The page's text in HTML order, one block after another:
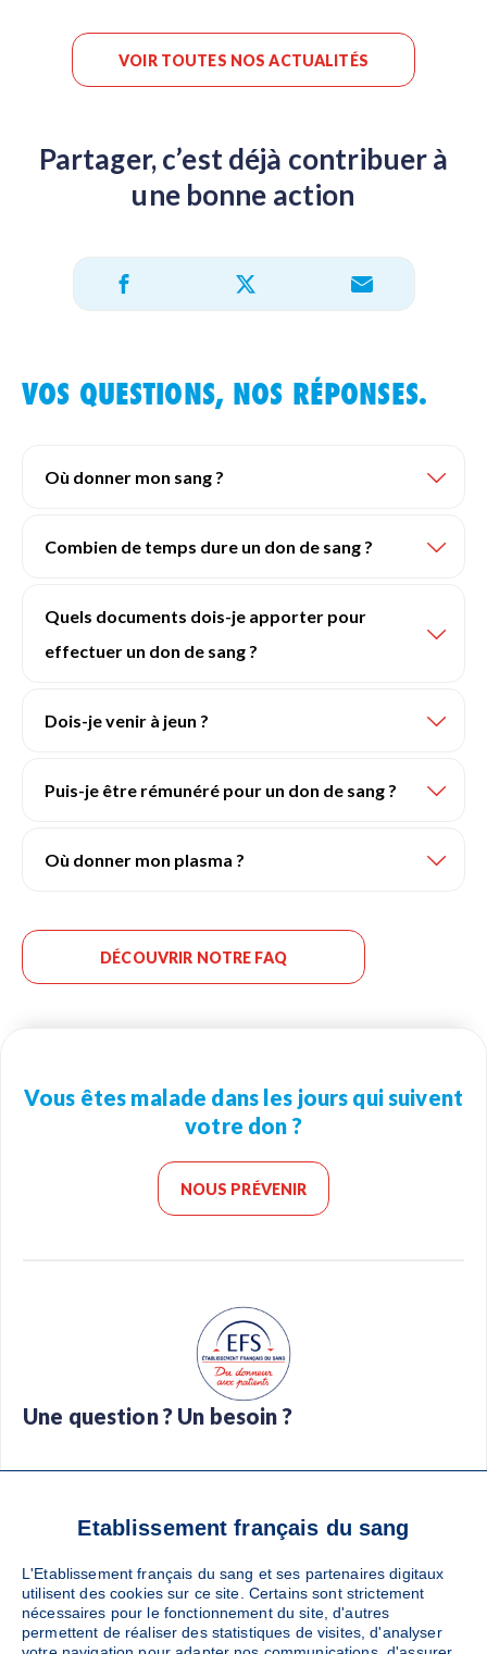
VOIR TOUTES NOS ACTUALITÉS
Partager, c’est déjà contribuer à
une bonne action
Partager sur FacebookPartager sur X Partager par e-mail
VOS QUESTIONS, NOS RÉPONSES.
Où donner mon sang ?
Combien de temps dure un don de sang ?
Quels documents dois-je apporter pour
effectuer un don de sang ?
Dois-je venir à jeun ?
Puis-je être rémunéré pour un don de sang ?
Où donner mon plasma ?
DÉCOUVRIR NOTRE FAQ
Vous êtes malade dans les jours qui suivent
votre don ?
NOUS PRÉVENIR
Une question ? Un besoin ?
Téléchargez l’app Don de sang
Suivez-nous :
Etablissement français du sang
L'Etablissement français du sang et ses partenaires digitaux
utilisent des cookies sur ce site. Certains sont strictement
nécessaires pour le fonctionnement du site, d'autres
permettent de réaliser des statistiques de visites, d'analyser